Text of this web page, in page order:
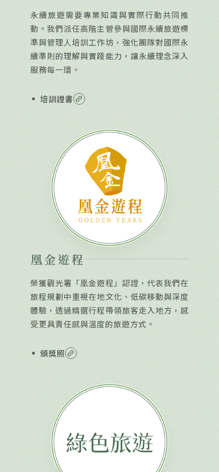
永續旅遊需要專業知識與實際行動共同推
動。我們派任高階主管參與國際永續旅遊標
準與管理人培訓工作坊，強化團隊對國際永
續準則的理解與實踐能力，讓永續理念深入
服務每一環。
培訓證書 link_2
凰金遊程
榮獲觀光署「凰金遊程」認證，代表我們在
旅程規劃中重視在地文化、低碳移動與深度
體驗，透過精選行程帶領旅客走入地方，感
受更具責任感與溫度的旅遊方式。
頒獎照 link_2